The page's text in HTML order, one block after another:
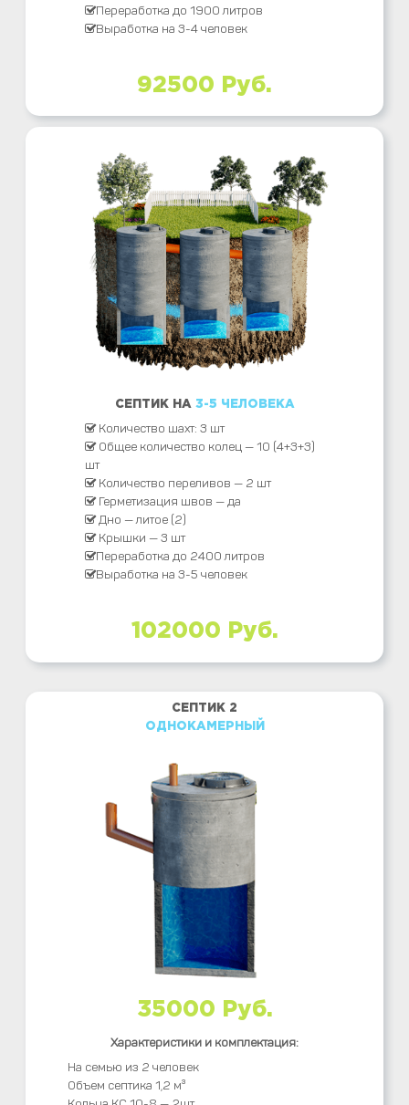
Переработка до 1900 литров
Выработка на 3-4 человек
92500 Руб.
СЕПТИК НА 3-5 ЧЕЛОВЕКА
Количество шахт: 3 шт
Общее количество колец — 10 (4+3+3)
шт
Количество переливов — 2 шт
Герметизация швов — да
Дно — литое (2)
Крышки — 3 шт
Переработка до 2400 литров
Выработка на 3-5 человек
102000 Руб.
СЕПТИК 2
ОДНОКАМЕРНЫЙ
35000 Руб.
Характеристики и комплектация:
На семью из 2 человек
Объем септика 1,2 м³